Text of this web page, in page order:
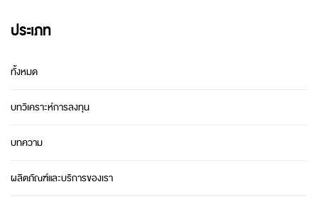
ประเภท
ทั้งหมด
บทวิเคราะห์การลงทุน
บทความ
ผลิตภัณฑ์และบริการของเรา